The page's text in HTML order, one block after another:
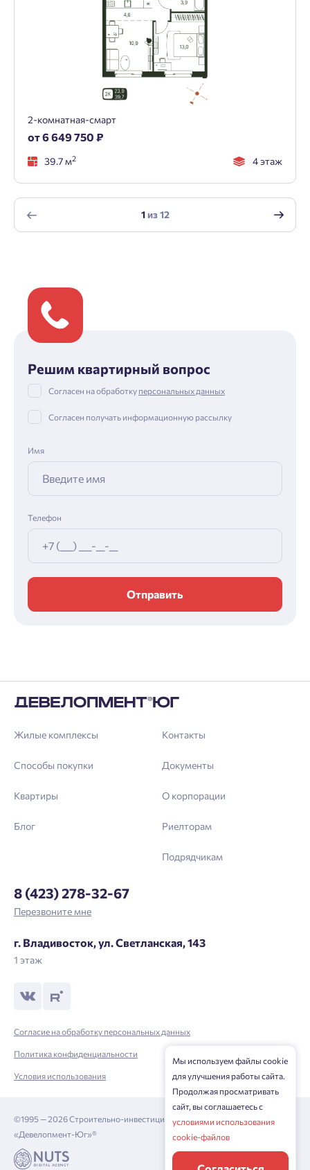
2-комнатная-смарт
от 6 649 750 ₽
39.7 м2 4 этаж
1из12
Решим квартирный вопрос
Согласен на обработку персональных данных
Согласен получать информационную рассылку
Имя
Телефон
Отправить
Жилые комплексы
Способы покупки
Квартиры
Блог
Контакты
Документы
О корпорации
Риелторам
Подрядчикам
8 (423) 278-32-67
Перезвоните мне
г. Владивосток, ул. Светланская, 143
1 этаж
Согласие на обработку персональных данных
Политика конфиденциальности
Условия использования
©1995 — 2026 Строительно-инвестиционная корпорация
«Девелопмент-Юг»®
Мы используем файлы cookie
для улучшения работы сайта.
Продолжая просматривать
сайт, вы соглашаетесь с
условиями использования
cookie-файлов